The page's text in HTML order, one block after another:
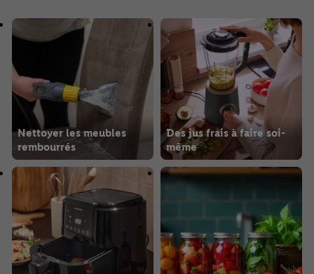
Nettoyer les meubles
rembourrés
Des jus frais à faire soi-
même